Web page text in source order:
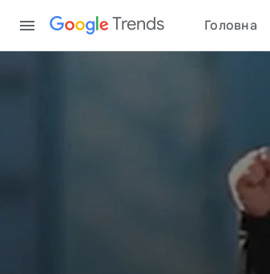
Trends Головна